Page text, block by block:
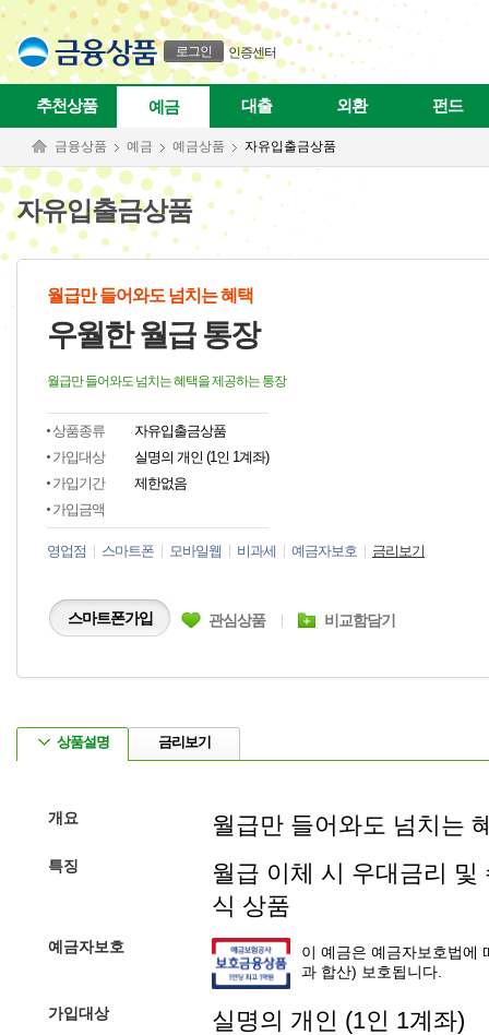
본문으로 바로가기
푸터 바로가기
로그인 인증센터
추천상품 예금 대출 외환 펀드
금융상품 예금 예금상품 자유입출금상품
자유입출금상품
우월한 월급 통장
월급만 들어와도 넘치는 혜택
월급만 들어와도 넘치는 혜택을 제공하는 통장
상품종류
자유입출금상품
가입대상
실명의 개인 (1인 1계좌)
가입기간
제한없음
가입금액
영업점 스마트폰 모바일웹 비과세 예금자보호 금리보기
스마트폰가입 관심상품 비교함담기
상품설명 금리보기
개요 월급만 들어와도 넘치는
특징
월급 이체 시 우대금리
식 상품
예금자보호
이 예금은 예금자보호법에
과 합산) 보호됩니다.
가입대상 실명의 개인 (1인 1계좌)